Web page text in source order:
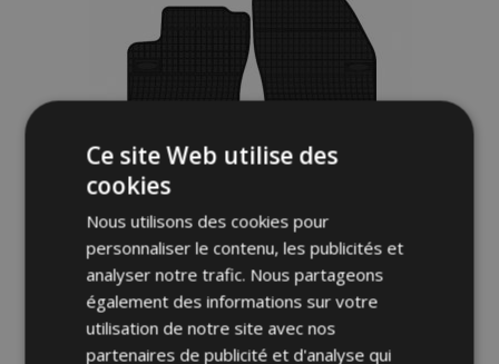
d'achats
Tapis de voiture pour FORD GALAXY II 4
pcs 2006-2010
36,00 €
Ce site Web utilise des
cookies
Nous utilisons des cookies pour
personnaliser le contenu, les publicités et
analyser notre trafic. Nous partageons
également des informations sur votre
utilisation de notre site avec nos
partenaires de publicité et d'analyse qui